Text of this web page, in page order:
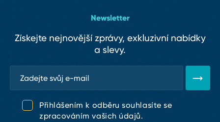
Newsletter
Získejte nejnovější zprávy, exkluzivní nabídky
a slevy.
Přihlášením k odběru souhlasíte se
zpracováním vašich údajů.